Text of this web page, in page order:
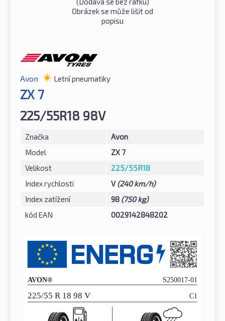
Obrázek se může lišit od
popisu
Avon Letní pneumatiky
ZX 7
225/55R18 98V
Značka
Avon
Model
ZX 7
Velikost
225/55R18
Index rychlosti
V(240 km/h)
Index zatížení
98 (750 kg)
kód EAN
0029142848202